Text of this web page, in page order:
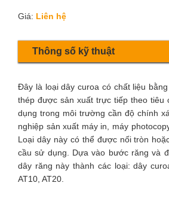
Giá: Liên hệ
Thông số kỹ thuật
Đây là loại dây curoa có chất liệu
thép được sản xuất trực tiếp theo tiêu
dụng trong môi trường cần độ chính
nghiệp sản xuất máy in, máy
Loại dây này có thể được nối tròn
cầu sử dụng. Dựa vào bước răng và
dây răng này thành các loại: dây
AT10, AT20.